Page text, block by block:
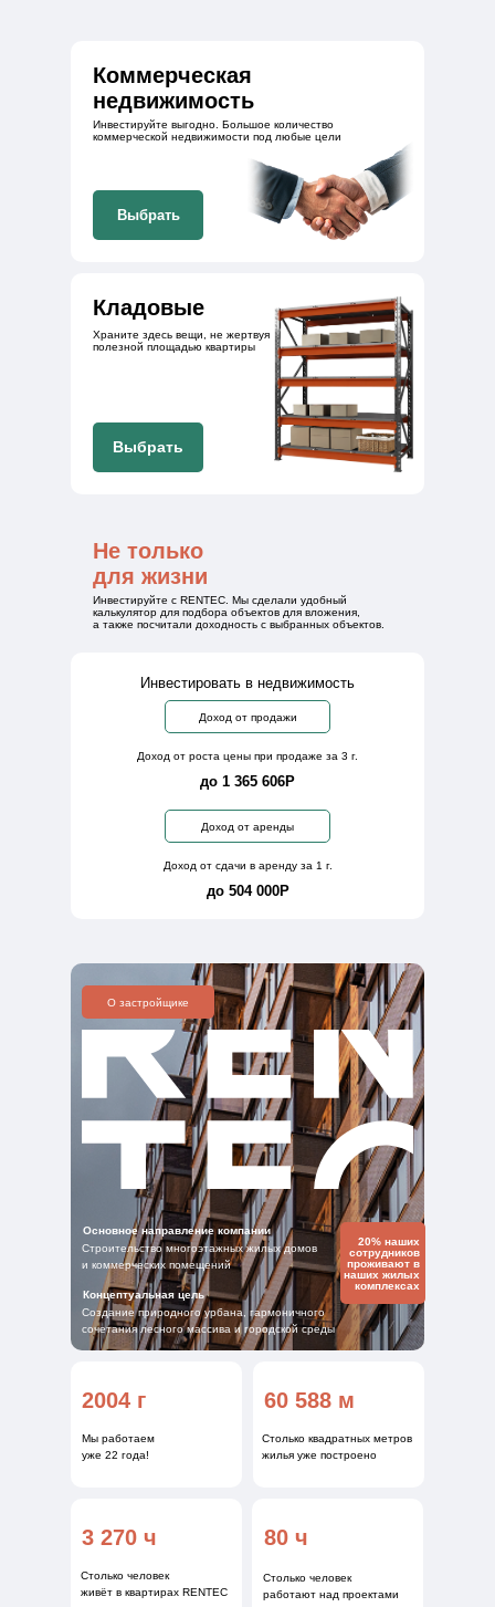
Инвестируйте выгодно. Большое количество
коммерческой недвижимости под любые цели
Коммерческая
недвижимость
Храните здесь вещи, не жертвуя
полезной площадью квартиры
Кладовые
Выбрать
Выбрать
Не только
для жизни
Инвестировать в недвижимость
до 504 000Р
до 1 365 606Р
Доход от сдачи в аренду за 1 г.
Доход от роста цены при продаже за 3 г.
Инвестируйте с RENTEC. Мы сделали удобный
калькулятор для подбора объектов для вложения,
а также посчитали доходность с выбранных объектов.
Доход от аренды
Доход от продажи
О застройщике
Столько человек
работают над проектами
Столько человек
живёт в квартирах RENTEC
Столько квадратных метров
жилья уже построено
Создание природного урбана, гармоничного
сочетания лесного массива и городской среды
Концептуальная цель
Основное направление компании
Строительство многоэтажных жилых домов
и коммерческих помещений
20% наших
сотрудников
проживают в
наших жилых
комплексах
Мы работаем
уже 22 года!
80 ч
3 270 ч
60 588 м
2004 г